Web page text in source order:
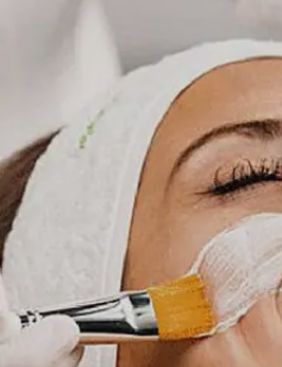
মুলতানি মাটি ও গোলাপ
শুষ্ক ত্বকের জন্য দই, মধু
Image credits: pexels